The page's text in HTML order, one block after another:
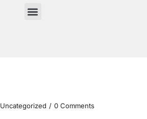
Uncategorized 0 Comments